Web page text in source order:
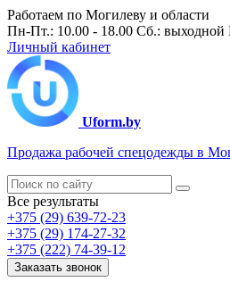
Работаем по Могилеву и области
Пн-Пт.: 10.00 - 18.00 Сб.: выходной
Личный кабинет
Uform.by
Продажа рабочей спецодежды в
Все результаты
+375 (29) 639-72-23
+375 (29) 174-27-32
+375 (222) 74-39-12
Заказать звонок